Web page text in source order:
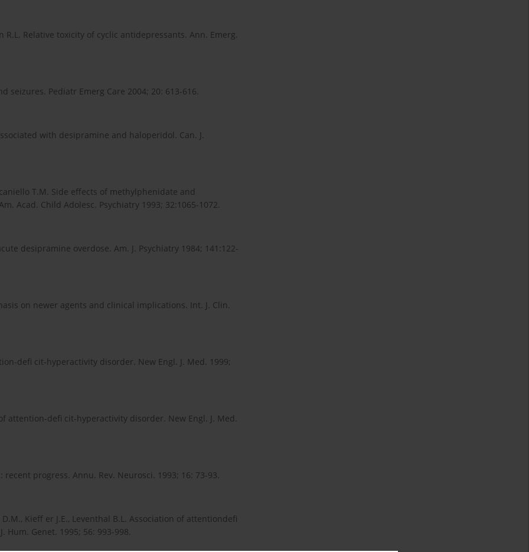
R.L. Relative toxicity of cyclic antidepressants. Ann. Emerg.
seizures. Pediatr Emerg Care 2004; 20: 613-616.
with desipramine and haloperidol. Can. J.
T.M. Side effects of methylphenidate and
Acad. Child Adolesc. Psychiatry 1993; 32:1065-1072.
desipramine overdose. Am. J. Psychiatry 1984; 141:122-
on newer agents and clinical implications. Int. J. Clin.
defi cit-hyperactivity disorder. New Engl. J. Med. 1999;
attention-defi cit-hyperactivity disorder. New Engl. J. Med.
progress. Annu. Rev. Neurosci. 1993; 16: 73-93.
D.M., Kieff er J.E., Leventhal B.L. Association of attentiondefi
Genet. 1995; 56: 993-998.